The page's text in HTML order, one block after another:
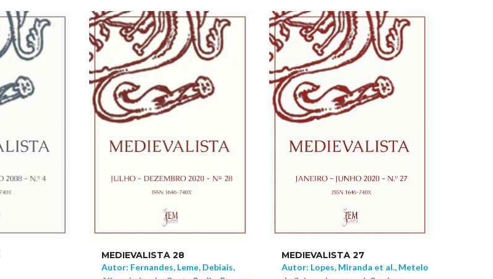
NEW
MEDIEVALISTA 28
Autor: Fernandes, Leme, Debiais,
NEW
MEDIEVALISTA 27
Autor: Lopes, Miranda et al., Metelo